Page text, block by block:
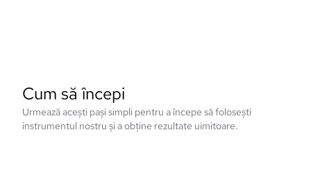
Cum să începi
Urmează acești pași simpli pentru a începe să folosești
instrumentul nostru și a obține rezultate uimitoare.